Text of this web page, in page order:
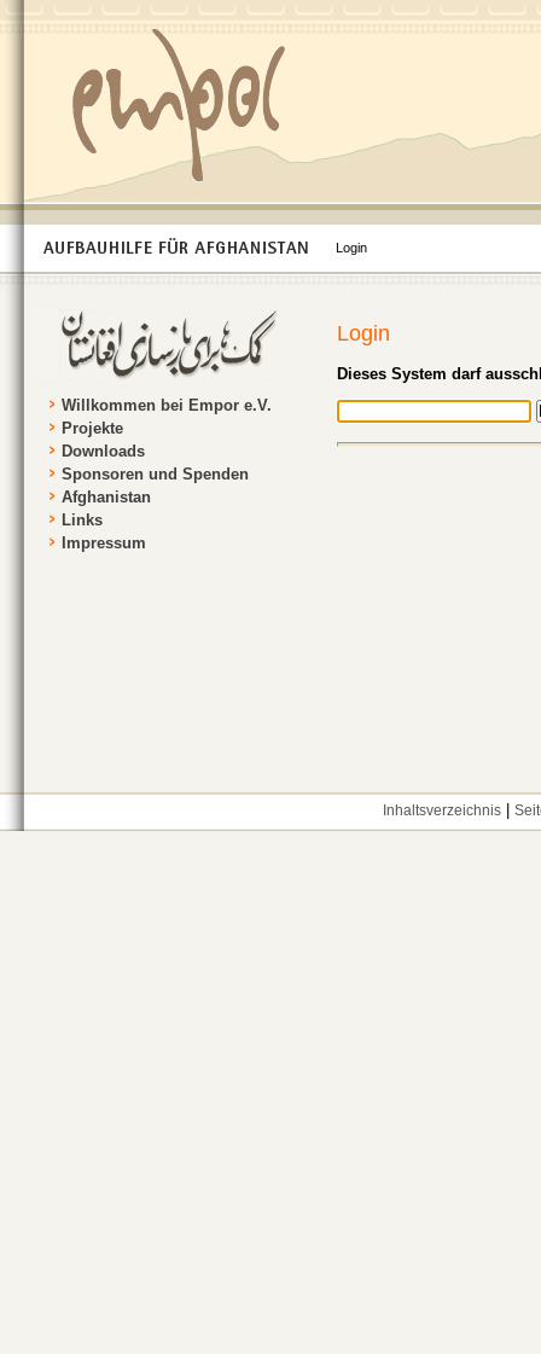
Login
Willkommen bei Empor e.V.
Projekte
Downloads
Sponsoren und Spenden
Afghanistan
Links
Impressum
Login
Dieses System darf
Inhaltsverzeichnis